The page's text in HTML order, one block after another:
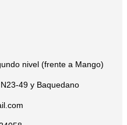
nivel (frente a Mango)
49 y Baquedano